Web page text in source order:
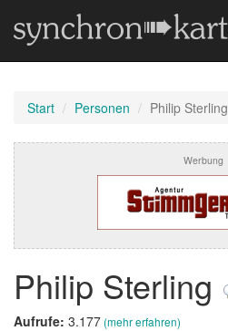
Start Personen Philip Sterling
Werbung
Philip Sterling
Aufrufe: 3.177(mehr erfahren)